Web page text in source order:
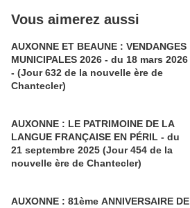
Vous aimerez aussi
AUXONNE ET BEAUNE : VENDANGES
MUNICIPALES 2026 - du 18 mars 2026
- (Jour 632 de la nouvelle ère de
Chantecler)
AUXONNE : LE PATRIMOINE DE LA
LANGUE FRANÇAISE EN PÉRIL - du
21 septembre 2025 (Jour 454 de la
nouvelle ère de Chantecler)
AUXONNE : 81ème ANNIVERSAIRE DE